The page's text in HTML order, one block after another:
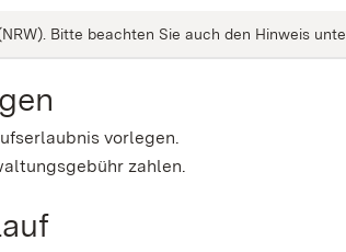
Bitte beachten Sie auch den Hinweis
vorlegen.
zahlen.